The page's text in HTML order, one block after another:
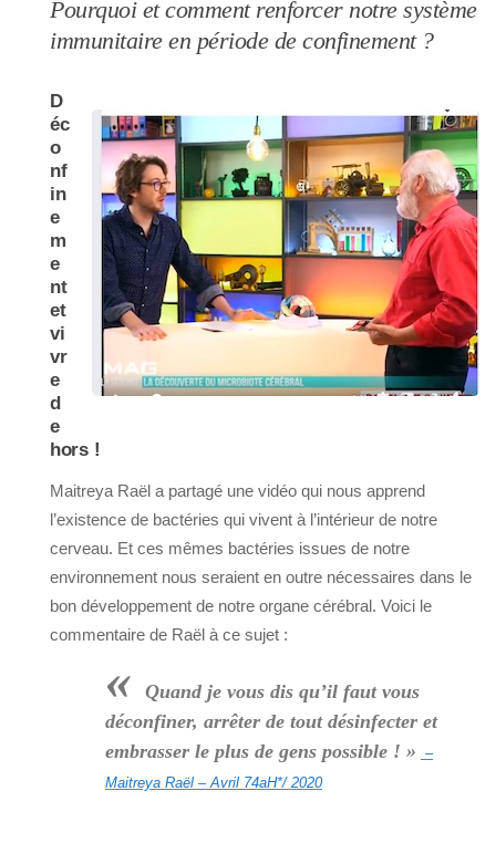
Pourquoi et comment renforcer notre système
immunitaire en période de confinement ?
D
éc
o
nf
in
e
m
e
nt
et
vi
vr
e
d
e
hors !
Maitreya Raël a partagé une vidéo qui nous apprend
l’existence de bactéries qui vivent à l’intérieur de notre
cerveau. Et ces mêmes bactéries issues de notre
environnement nous seraient en outre nécessaires dans le
bon développement de notre organe cérébral. Voici le
commentaire de Raël à ce sujet :
«
Quand je vous dis qu’il faut vous
déconfiner, arrêter de tout désinfecter et
embrasser le plus de gens possible ! » –
Maitreya Raël – Avril 74aH*/ 2020